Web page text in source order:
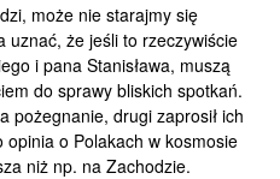
może nie starajmy się
uznać, że jeśli to rzeczywiście
i pana Stanisława, muszą
do sprawy bliskich spotkań.
pożegnanie, drugi zaprosił ich
o Polakach w kosmosie
niż np. na Zachodzie.